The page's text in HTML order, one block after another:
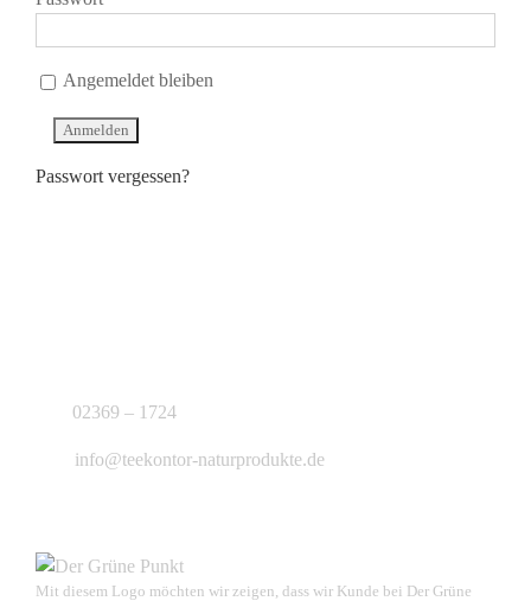
Angemeldet bleiben
Passwort vergessen?
02369 – 1724
info@teekontor-naturprodukte.de
Mit diesem Logo möchten wir zeigen, dass wir Kunde bei Der Grüne